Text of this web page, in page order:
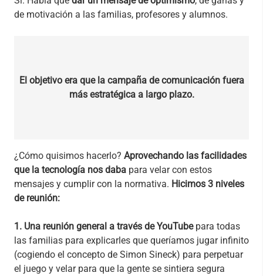
de motivación a las familias, profesores y alumnos.
El objetivo era que la campaña de comunicación fuera
más estratégica a largo plazo.
¿Cómo quisimos hacerlo? Aprovechando las facilidades
que la tecnología nos daba para velar con estos
mensajes y cumplir con la normativa. Hicimos 3 niveles
de reunión:
1. Una reunión general a través de YouTubepara todas
las familias para explicarles que queríamos jugar infinito
(cogiendo el concepto de Simon Sineck) para perpetuar
el juego y velar para que la gente se sintiera segura